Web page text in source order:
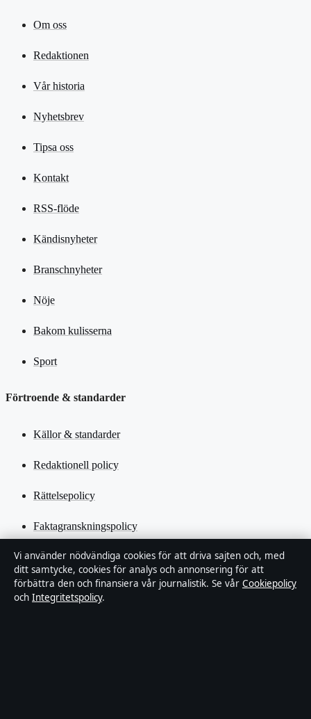
Om oss
Redaktionen
Vår historia
Nyhetsbrev
Tipsa oss
Kontakt
RSS-flöde
Kändisnyheter
Branschnyheter
Nöje
Bakom kulisserna
Sport
Förtroende & standarder
Källor & standarder
Redaktionell policy
Rättelsepolicy
Faktagranskningspolicy
Ägande & finansiering
Integritetspolicy
Vi använder nödvändiga cookies för att driva sajten och, med
ditt samtycke, cookies för analys och annonsering för att
förbättra den och finansiera vår journalistik. Se vår Cookiepolicy
och Integritetspolicy.